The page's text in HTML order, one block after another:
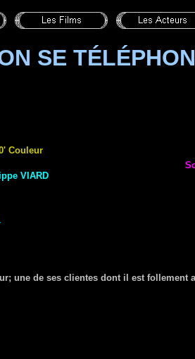
SE
Couleur
VIARD
une de ses clientes dont il est follement